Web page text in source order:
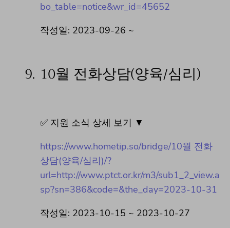
bo_table=notice&wr_id=45652
작성일: 2023-09-26 ~
9. 10월 전화상담(양육/심리)
✅ 지원 소식 상세 보기 ▼
https://www.hometip.so/bridge/10월 전화
상담(양육/심리)/?
url=http://www.ptct.or.kr/m3/sub1_2_view.a
sp?sn=386&code=&the_day=2023-10-31
작성일: 2023-10-15 ~ 2023-10-27